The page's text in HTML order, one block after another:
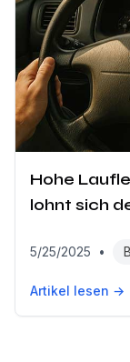
Hohe
lohnt sich
5/25/2025 •
Artikel lesen →